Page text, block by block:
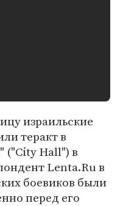
израильские
теракт в
("City Hall") в
Lenta.Ru в
боевиков были
перед его